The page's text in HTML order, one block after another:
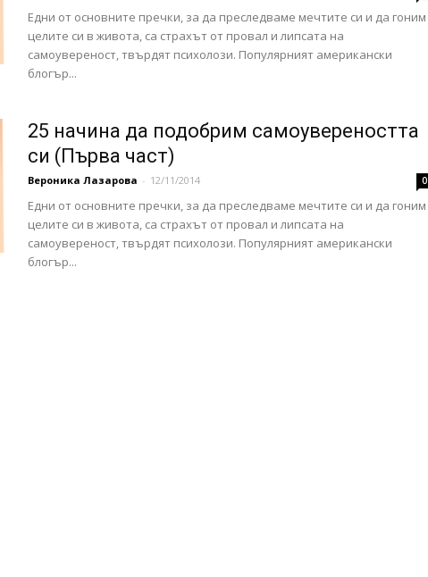
живот
Едни от основните пречки, за да преследваме мечтите си и да гоним
целите си в живота, са страхът от провал и липсата на
самоувереност, твърдят психолози. Популярният американски
блогър...
25 начина да подобрим самоувереността
си (Първа част)
Вероника Лазарова - 12/11/2014 0
Едни от основните пречки, за да преследваме мечтите си и да гоним
целите си в живота, са страхът от провал и липсата на
самоувереност, твърдят психолози. Популярният американски
блогър...